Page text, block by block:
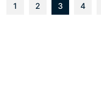
1 2 3 4